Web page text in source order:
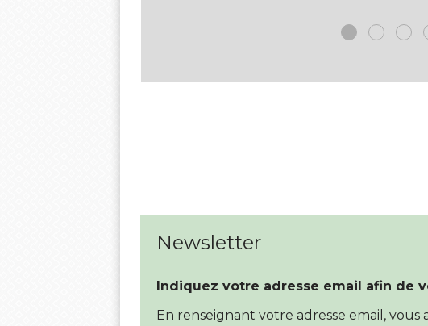
Newsletter
Indiquez votre adresse email afin de
En renseignant votre adresse email,